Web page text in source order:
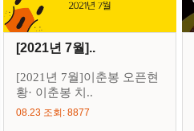
[2021년 7월]..
[2021년 7월]이춘봉 오픈현
황· 이춘봉 치..
08.23 조회: 8877